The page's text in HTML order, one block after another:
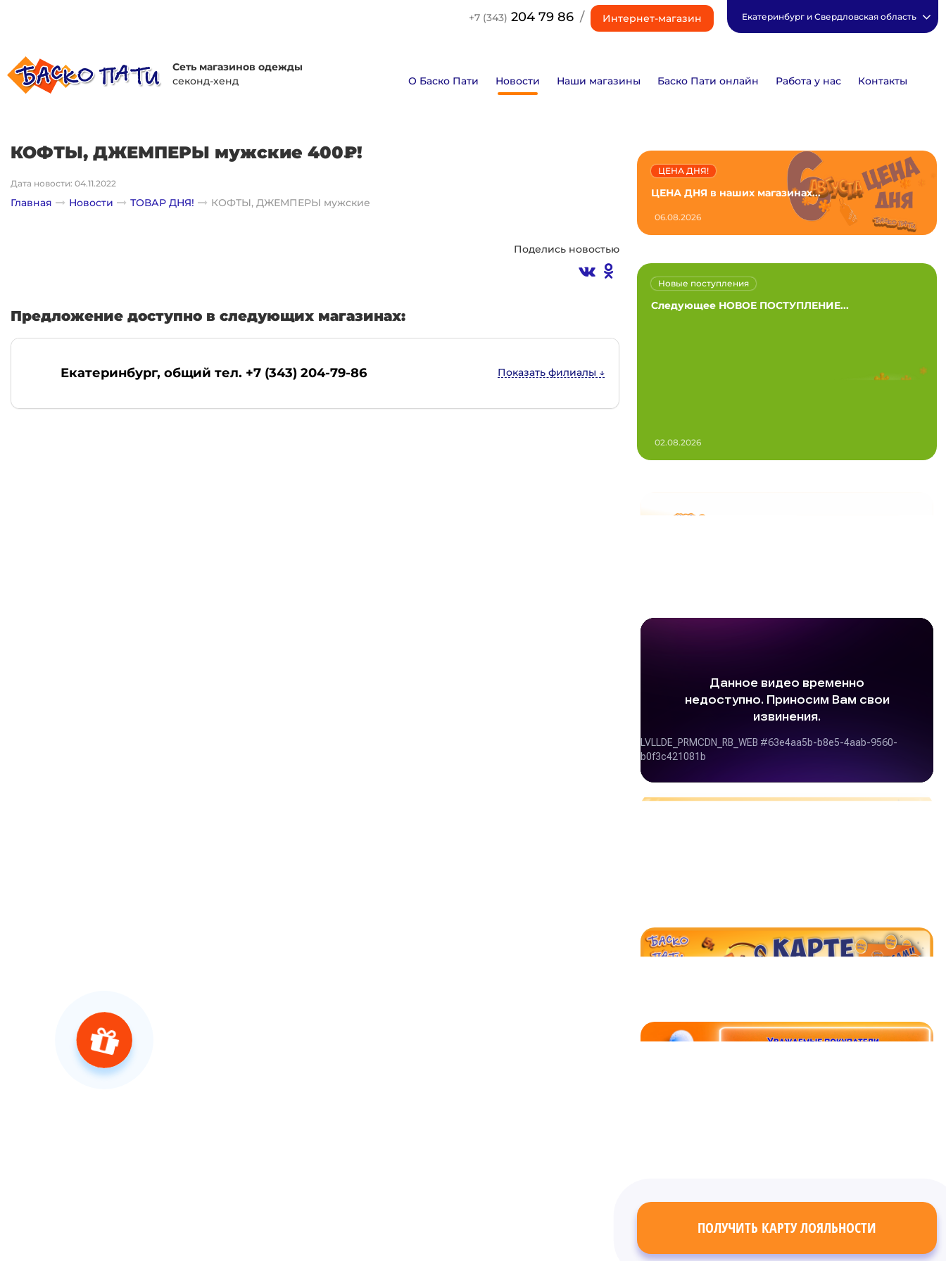
+7 (343) 204 79 86 / Интернет-магазин Екатеринбург и Свердловская область
Сеть магазинов одежды
секонд-хенд
О Баско Пати Новости Наши магазины Баско Пати онлайн Работа у нас Контакты
КОФТЫ, ДЖЕМПЕРЫ мужские 400₽!
Дата новости: 04.11.2022
Главная Новости ТОВАР ДНЯ! КОФТЫ, ДЖЕМПЕРЫ мужские
Поделись новостью
Предложение доступно в следующих магазинах:
Екатеринбург, общий тел. +7 (343) 204-79-86
ЦЕНА ДНЯ в наших магазинах...
ЦЕНА ДНЯ!
06.08.2026
Следующее НОВОЕ ПОСТУПЛЕНИЕ...
Новые поступления
02.08.2026
ПОЛУЧИТЬ КАРТУ ЛОЯЛЬНОСТИ